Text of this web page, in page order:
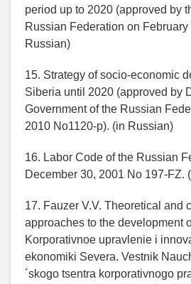
period up to 2020 (approved by
Russian Federation on February
Russian)
15. Strategy of socio-economic
Siberia until 2020 (approved by
Government of the Russian
2010 No1120-p). (in Russian)
16. Labor Code of the Russian
December 30, 2001 No 197-FZ.
17. Fauzer V.V. Theoretical and
approaches to the development
Korporativnoe upravlenie i
ekonomiki Severa. Vestnik
´skogo tsentra korporativnogo